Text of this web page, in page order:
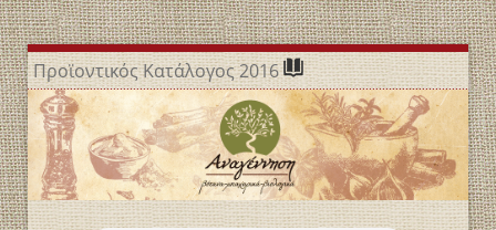
Προϊοντικός Κατάλογος 2016